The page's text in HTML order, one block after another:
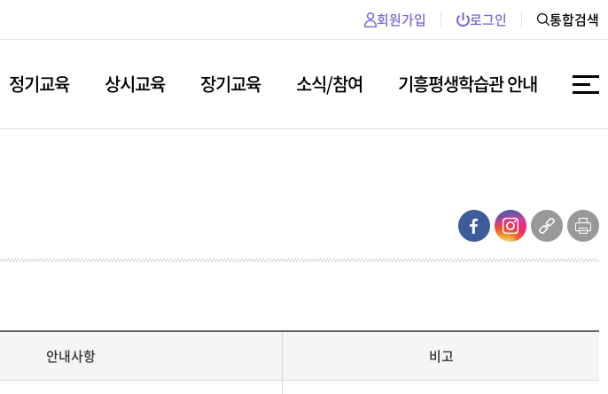
회원가입 로그인 통합검색
정기교육 상시교육 장기교육 소식/참여 기흥평생학습관 안내
안내사항 비고